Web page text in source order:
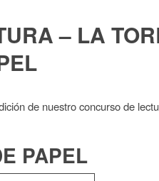
– LA
de nuestro concurso de
PAPEL